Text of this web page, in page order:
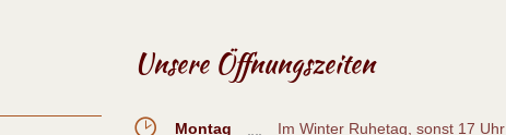
Unsere Öffnungszeiten
Montag Im Winter Ruhetag, sonst 17 Uhr